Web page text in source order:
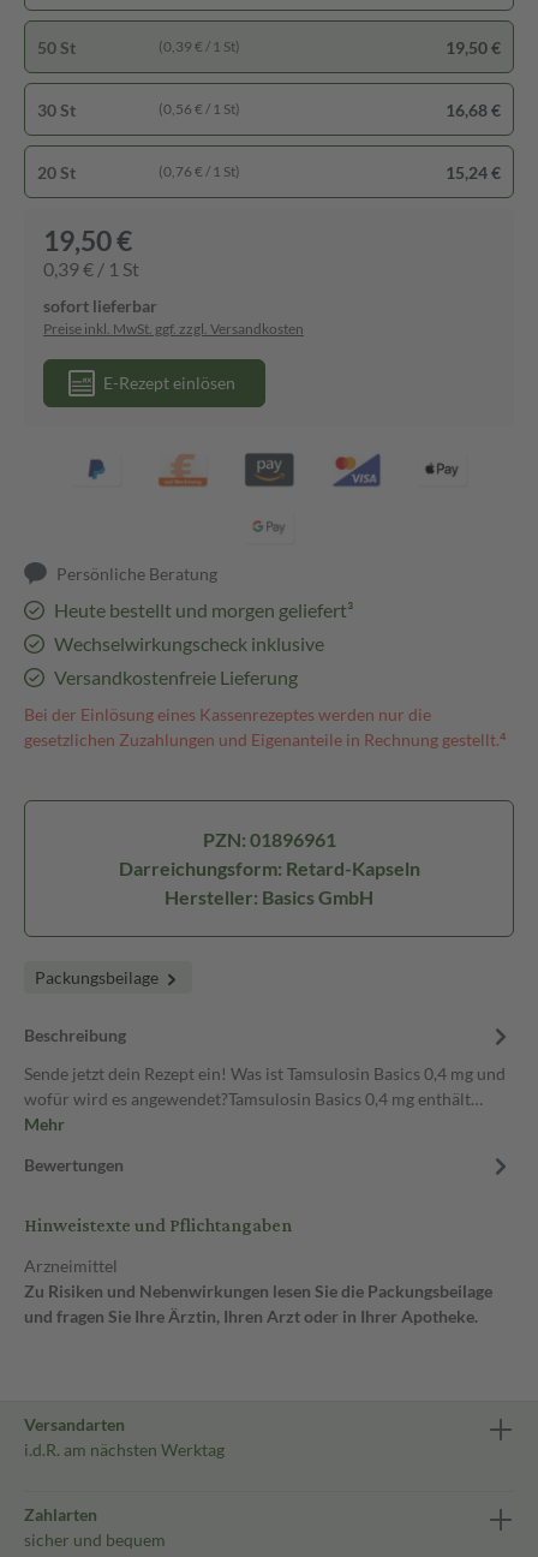
50 St (0,39 € / 1 St) 19,50 €
30 St (0,56 € / 1 St) 16,68 €
20 St (0,76 € / 1 St) 15,24 €
19,50 €
0,39 € / 1 St
sofort lieferbar
Preise inkl. MwSt. ggf. zzgl. Versandkosten
E-Rezept einlösen
Persönliche Beratung
Heute bestellt und morgen geliefert³
Wechselwirkungscheck inklusive
Versandkostenfreie Lieferung
Bei der Einlösung eines Kassenrezeptes werden nur die
gesetzlichen Zuzahlungen und Eigenanteile in Rechnung gestellt.⁴
PZN: 01896961
Darreichungsform: Retard-Kapseln
Hersteller: Basics GmbH
Packungsbeilage
Beschreibung
Sende jetzt dein Rezept ein! Was ist Tamsulosin Basics 0,4 mg und
wofür wird es angewendet?Tamsulosin Basics 0,4 mg enthält…
Mehr
Bewertungen
Hinweistexte und Pflichtangaben
Arzneimittel
Zu Risiken und Nebenwirkungen lesen Sie die Packungsbeilage
und fragen Sie Ihre Ärztin, Ihren Arzt oder in Ihrer Apotheke.
Versandarten
i.d.R. am nächsten Werktag
Zahlarten
sicher und bequem